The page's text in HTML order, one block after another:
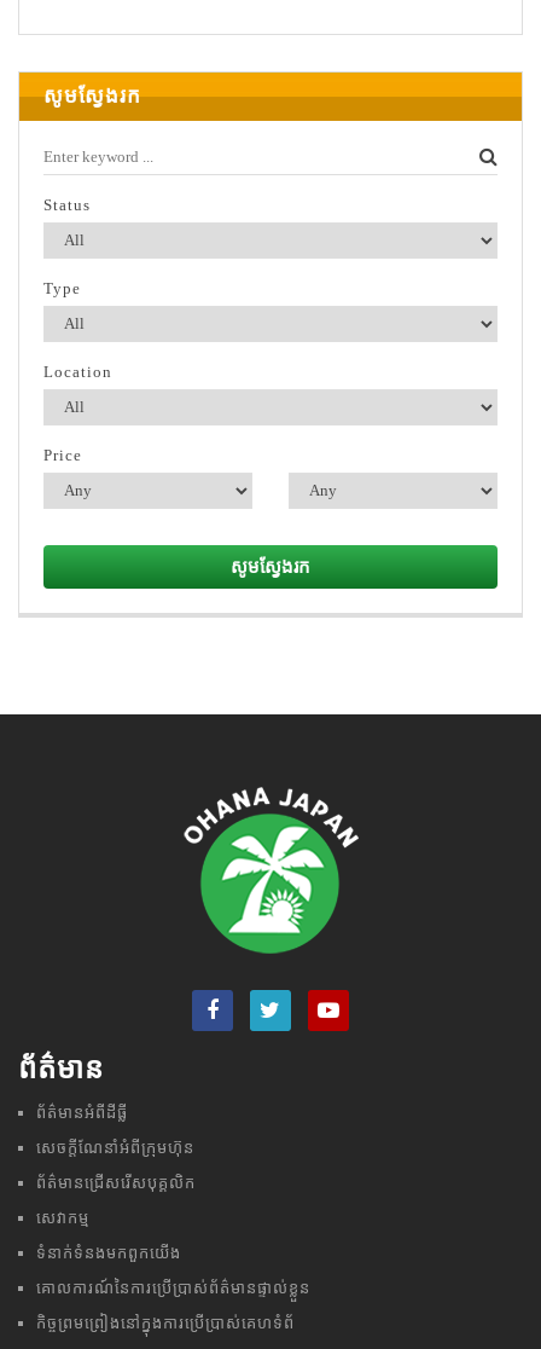
សូមស្វែងរក
Status
Type
Location
Price
សូមស្វែងរក
ព័ត៌មាន
ព័ត៌មានអំពីដីធ្លី
សេចក្តីណែនាំអំពីក្រុមហ៊ុន
ព័ត៌មានជ្រើសរើសបុគ្គលិក
សេវាកម្ម
ទំនាក់ទំនងមក​ពួក​យើង
គោលការណ៍នៃការប្រើប្រាស់ព័ត៌មានផ្ទាល់ខ្លួន
កិច្ចព្រមព្រៀងនៅក្នុងការប្រើប្រាស់គេហទំព័